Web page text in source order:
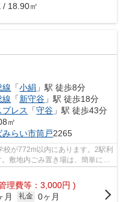
/ 18.90㎡
線 「小絹 」駅 徒歩8分
線 「新守谷 」駅 徒歩18分
レス
「守谷 」駅 徒歩43分
㎡
みらい市筒戸2265
が772m以内にあります。2駅利
敷地内ごみ置き場は、簡単にご
理費等：3,000円 )
月 礼金 0ヶ月